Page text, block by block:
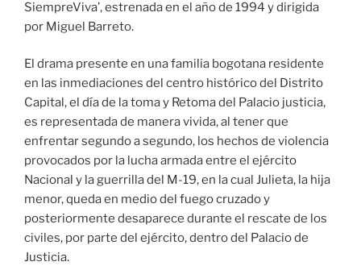
SiempreViva’, estrenada en el año de 1994 y dirigida
por Miguel Barreto.
El drama presente en una familia bogotana residente
en las inmediaciones del centro histórico del Distrito
Capital, el día de la toma y Retoma del Palacio justicia,
es representada de manera vivida, al tener que
enfrentar segundo a segundo, los hechos de violencia
provocados por la lucha armada entre el ejército
Nacional y la guerrilla del M-19, en la cual Julieta, la hija
menor, queda en medio del fuego cruzado y
posteriormente desaparece durante el rescate de los
civiles, por parte del ejército, dentro del Palacio de
Justicia.